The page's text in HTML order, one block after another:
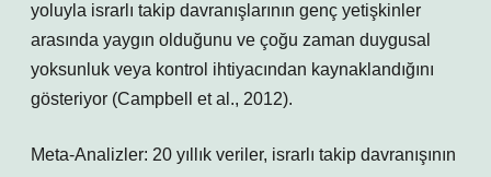
yoluyla israrlı takip davranışlarının genç yetişkinler
arasında yaygın olduğunu ve çoğu zaman duygusal
yoksunluk veya kontrol ihtiyacından kaynaklandığını
gösteriyor (Campbell et al., 2012).
Meta-Analizler: 20 yıllık veriler, israrlı takip davranışının